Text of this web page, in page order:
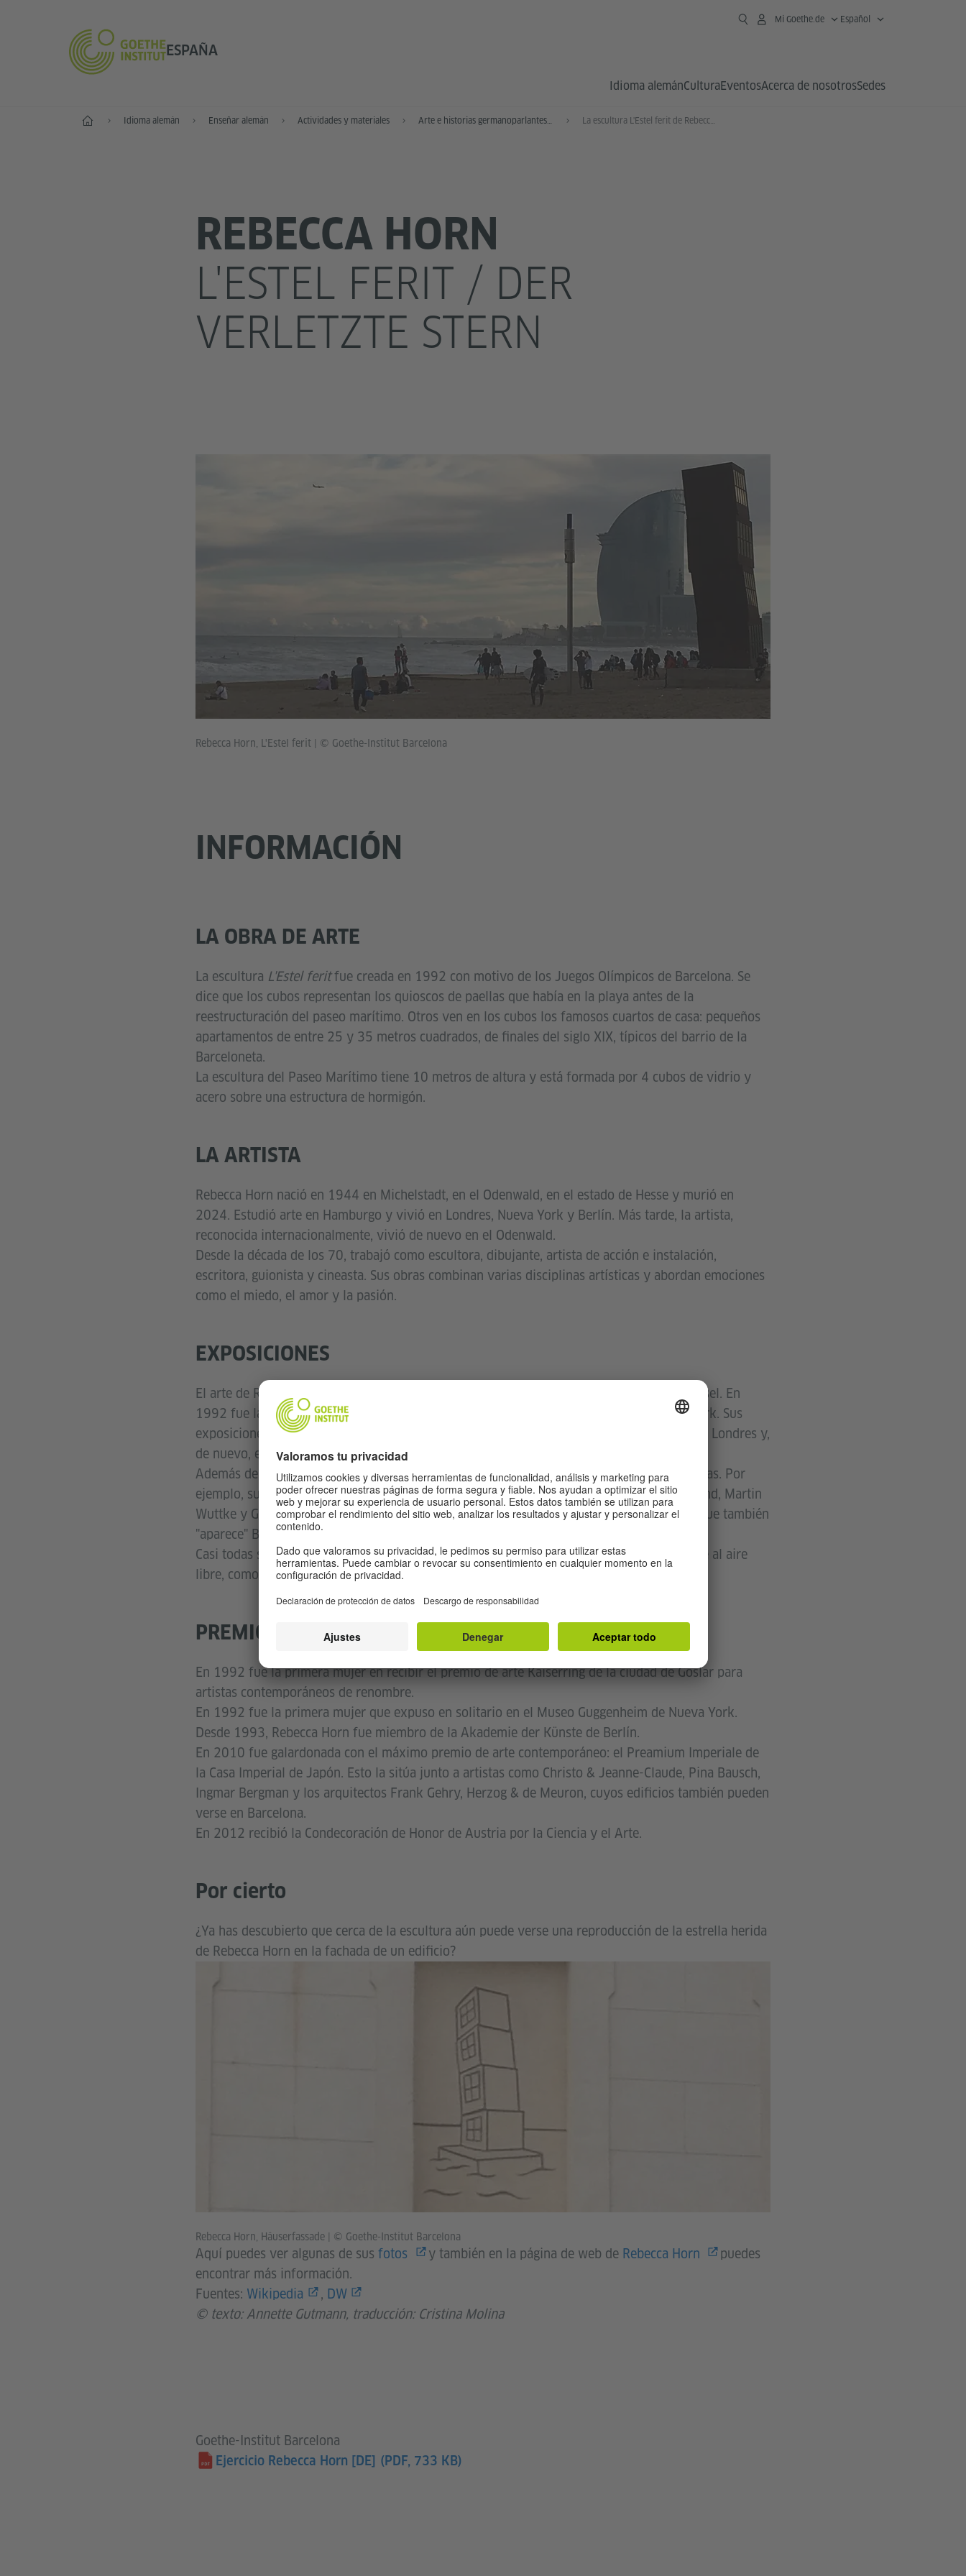
ESPAÑA
Mi Goethe.de Español
Idioma alemánCulturaEventosAcerca de nosotrosSedes
Inicio Idioma alemán Enseñar alemán Actividades y materiales Arte e historias germanoparlantes en Barcelona La escultura L'Estel ferit de Rebecca Horn
REBECCA HORN
L'ESTEL FERIT / DER
VERLETZTE STERN
Rebecca Horn, L'Estel ferit © Goethe-Institut Barcelona
INFORMACIÓN
LA OBRA DE ARTE
La escultura L'Estel feritfue creada en 1992 con motivo de los Juegos Olímpicos de Barcelona. Se
dice que los cubos representan los quioscos de paellas que había en la playa antes de la
reestructuración del paseo marítimo. Otros ven en los cubos los famosos cuartos de casa: pequeños
apartamentos de entre 25 y 35 metros cuadrados, de finales del siglo XIX, típicos del barrio de la
Barceloneta.
La escultura del Paseo Marítimo tiene 10 metros de altura y está formada por 4 cubos de vidrio y
acero sobre una estructura de hormigón.
LA ARTISTA
Rebecca Horn nació en 1944 en Michelstadt, en el Odenwald, en el estado de Hesse y murió en
2024. Estudió arte en Hamburgo y vivió en Londres, Nueva York y Berlín. Más tarde, la artista,
reconocida internacionalmente, vivió de nuevo en el Odenwald.
Desde la década de los 70, trabajó como escultora, dibujante, artista de acción e instalación,
escritora, guionista y cineasta. Sus obras combinan varias disciplinas artísticas y abordan emociones
como el miedo, el amor y la pasión.
EXPOSICIONES
El arte de Rebecca Horn se ha expuesto varias veces en la feria de arte documenta de Kassel. En
1992 fue la primera mujer que expuso en solitario en el Museo Guggenheim de Nueva York. Sus
exposiciones se han presentado en la Neue Nationalgalerie de Berlín, en la Tate Modern de Londres y,
de nuevo, en el Museo Guggenheim de Nueva York.
Además de su trabajo como escultora, también era famosa por sus performances y películas. Por
ejemplo, su comedia independiente Buster's Bedroom, protagonizada por Donald Sutherland, Martin
Wuttke y Geraldine Chaplin, se proyectó en el Festival de Cine de Cannes de 1990, en la que también
"aparece" Buster Keaton con la ayuda de clips de películas antiguas.
Casi todas sus obras son instalaciones diseñadas para museos y edificios; las obras de arte al aire
libre, como la estrella herida, son excepciones.
PREMIOS
En 1992 fue la primera mujer en recibir el premio de arte Kaiserring de la ciudad de Goslar para
artistas contemporáneos de renombre.
En 1992 fue la primera mujer que expuso en solitario en el Museo Guggenheim de Nueva York.
Desde 1993, Rebecca Horn fue miembro de la Akademie der Künste de Berlín.
En 2010 fue galardonada con el máximo premio de arte contemporáneo: el Preamium Imperiale de
la Casa Imperial de Japón. Esto la sitúa junto a artistas como Christo & Jeanne-Claude, Pina Bausch,
Ingmar Bergman y los arquitectos Frank Gehry, Herzog & de Meuron, cuyos edificios también pueden
verse en Barcelona.
En 2012 recibió la Condecoración de Honor de Austria por la Ciencia y el Arte.
Por cierto
¿Ya has descubierto que cerca de la escultura aún puede verse una reproducción de la estrella herida
de Rebecca Horn en la fachada de un edificio?
Rebecca Horn, Häuserfassade | © Goethe-Institut Barcelona
Aquí puedes ver algunas de sus fotos y también en la página de web de Rebecca Horn
puedes
encontrar más información.
Fuentes: Wikipedia , DW
© texto: Annette Gutmann, traducción: Cristina Molina
Goethe-Institut Barcelona
Ejercicio Rebecca Horn [DE] (PDF, 733 KB)